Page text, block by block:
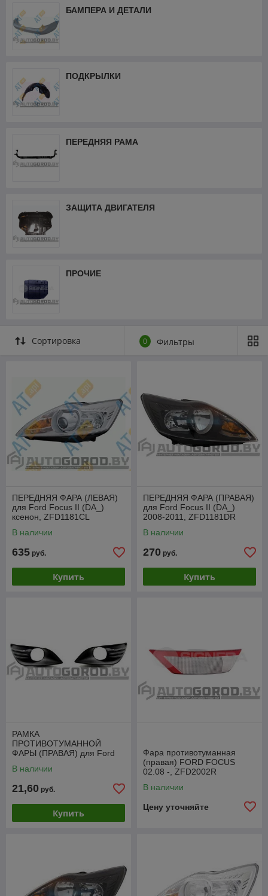
БАМПЕРА И ДЕТАЛИ
ПОДКРЫЛКИ
ПЕРЕДНЯЯ РАМА
ЗАЩИТА ДВИГАТЕЛЯ
ПРОЧИЕ
Сортировка 0 Фильтры
ПЕРЕДНЯЯ ФАРА (ЛЕВАЯ)
для Ford Focus II (DA_)
ксенон, ZFD1181CL
В наличии
635 руб.
Купить
ПЕРЕДНЯЯ ФАРА (ПРАВАЯ)
для Ford Focus II (DA_)
2008-2011, ZFD1181DR
В наличии
270 руб.
Купить
РАМКА
ПРОТИВОТУМАННОЙ
ФАРЫ (ПРАВАЯ) для Ford
европа, PFD99176CAR
В наличии
21,60 руб.
Купить
Фара противотуманная
(правая) FORD FOCUS
02.08 -, ZFD2002R
В наличии
Цену уточняйте